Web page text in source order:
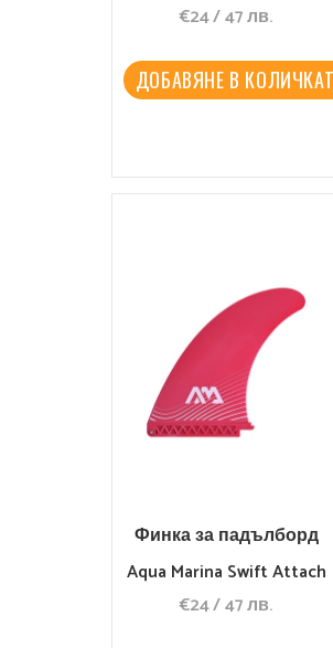
9″ Center Purple
€24/47лв.
ДОБАВЯНЕ В
Финка за падълборд
Aqua Marina Swift Attach
9″ Center Purple
€24/47лв.